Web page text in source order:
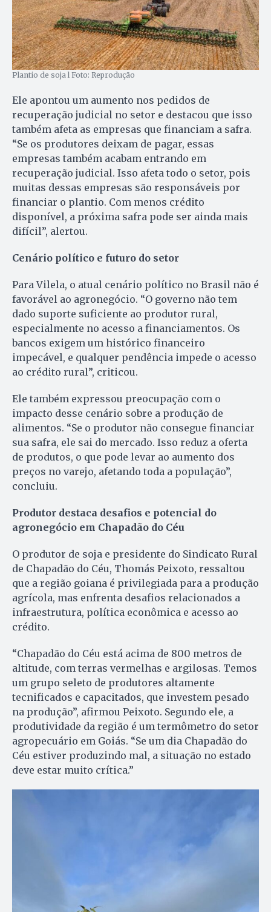
Plantio de soja l Foto: Reprodução
Ele apontou um aumento nos pedidos de
recuperação judicial no setor e destacou que isso
também afeta as empresas que financiam a safra.
“Se os produtores deixam de pagar, essas
empresas também acabam entrando em
recuperação judicial. Isso afeta todo o setor, pois
muitas dessas empresas são responsáveis por
financiar o plantio. Com menos crédito
disponível, a próxima safra pode ser ainda mais
difícil”, alertou.
Cenário político e futuro do setor
Para Vilela, o atual cenário político no Brasil não é
favorável ao agronegócio. “O governo não tem
dado suporte suficiente ao produtor rural,
especialmente no acesso a financiamentos. Os
bancos exigem um histórico financeiro
impecável, e qualquer pendência impede o acesso
ao crédito rural”, criticou.
Ele também expressou preocupação com o
impacto desse cenário sobre a produção de
alimentos. “Se o produtor não consegue financiar
sua safra, ele sai do mercado. Isso reduz a oferta
de produtos, o que pode levar ao aumento dos
preços no varejo, afetando toda a população”,
concluiu.
Produtor destaca desafios e potencial do
agronegócio em Chapadão do Céu
O produtor de soja e presidente do Sindicato Rural
de Chapadão do Céu, Thomás Peixoto, ressaltou
que a região goiana é privilegiada para a produção
agrícola, mas enfrenta desafios relacionados a
infraestrutura, política econômica e acesso ao
crédito.
“Chapadão do Céu está acima de 800 metros de
altitude, com terras vermelhas e argilosas. Temos
um grupo seleto de produtores altamente
tecnificados e capacitados, que investem pesado
na produção”, afirmou Peixoto. Segundo ele, a
produtividade da região é um termômetro do setor
agropecuário em Goiás. “Se um dia Chapadão do
Céu estiver produzindo mal, a situação no estado
deve estar muito crítica.”